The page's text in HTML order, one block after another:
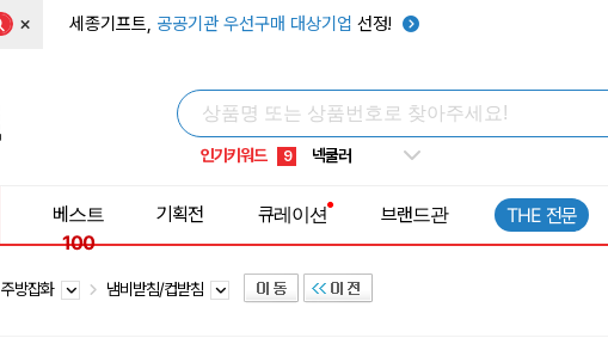
× 세종기프트, 공공기관 우선구매 대상기업 선정!
인기키워드
5 키캡
8 쿨토시
9 넥쿨러
1 선풍기
베스트
100
기획전 큐레이션 브랜드관 THE 전문
주방잡화 냄비받침/컵받침